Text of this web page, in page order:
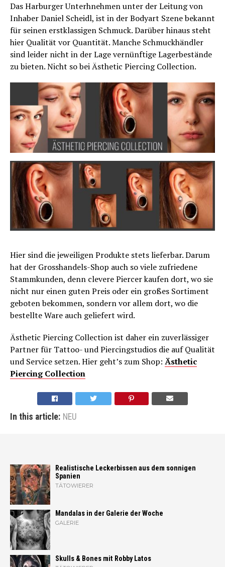
Das Harburger Unterhnehmen unter der Leitung von
Inhaber Daniel Scheidl, ist in der Bodyart Szene bekannt
für seinen erstklassigen Schmuck. Darüber hinaus steht
hier Qualität vor Quantität. Manche Schmuckhändler
sind leider nicht in der Lage vernünftige Lagerbestände
zu bieten. Nicht so bei Ästhetic Piercing Collection.
Hier sind die jeweiligen Produkte stets lieferbar. Darum
hat der Grosshandels-Shop auch so viele zufriedene
Stammkunden, denn clevere Piercer kaufen dort, wo sie
nicht nur einen guten Preis oder ein großes Sortiment
geboten bekommen, sondern vor allem dort, wo die
bestellte Ware auch geliefert wird.
Ästhetic Piercing Collection ist daher ein zuverlässiger
Partner für Tattoo- und Piercingstudios die auf Qualität
und Service setzen. Hier geht’s zum Shop: Ästhetic
Piercing Collection
In this article: NEU
Realistische Leckerbissen aus dem sonnigen
Spanien
TÄTOWIERER
Mandalas in der Galerie der Woche
GALERIE
Skulls & Bones mit Robby Latos